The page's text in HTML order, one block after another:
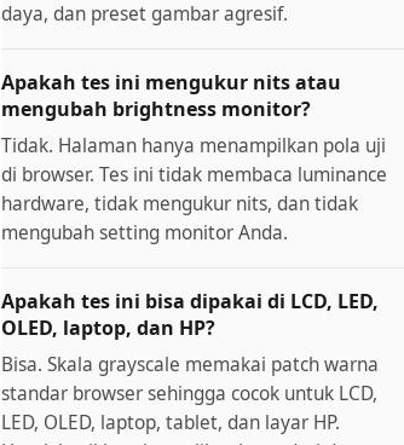
daya, dan preset gambar agresif.
Apakah tes ini mengukur nits atau
mengubah brightness monitor?
Tidak. Halaman hanya menampilkan pola uji
di browser. Tes ini tidak membaca luminance
hardware, tidak mengukur nits, dan tidak
mengubah setting monitor Anda.
Apakah tes ini bisa dipakai di LCD, LED,
OLED, laptop, dan HP?
Bisa. Skala grayscale memakai patch warna
standar browser sehingga cocok untuk LCD,
LED, OLED, laptop, tablet, dan layar HP.